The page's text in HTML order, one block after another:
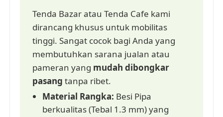
Tenda Bazar atau Tenda Cafe kami
dirancang khusus untuk mobilitas
tinggi. Sangat cocok bagi Anda yang
membutuhkan sarana jualan atau
pameran yang mudah dibongkar
pasang tanpa ribet.
Material Rangka: Besi Pipa
berkualitas (Tebal 1.3 mm) yang